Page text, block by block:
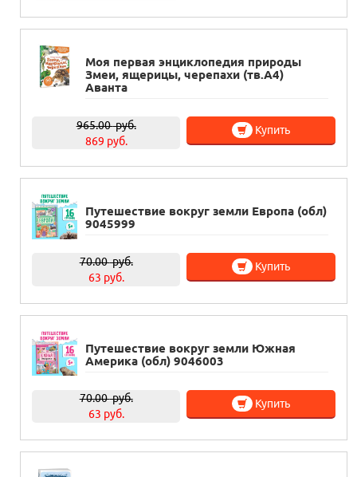
Моя первая энциклопедия природы
Змеи, ящерицы, черепахи (тв.А4)
Аванта
965.00руб.
869 руб.
Купить
Путешествие вокруг земли Европа (обл)
9045999
70.00руб.
63 руб.
Купить
Путешествие вокруг земли Южная
Америка (обл) 9046003
70.00руб.
63 руб.
Купить